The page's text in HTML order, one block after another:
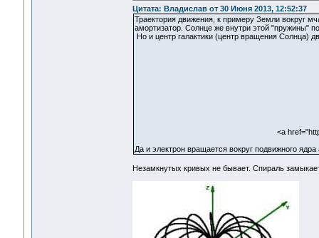
Цитата: Владислав от 30 Июня 2013, 12:52:37
Траектория движения, к примеру Земли вокруг
амортизатор. Солнце же внутри этой "пружины"
Но и центр галактики (центр вращения Солнца)
<a
Да и электрон вращается вокруг подвижного
Незамкнутых кривых не бывает. Спираль